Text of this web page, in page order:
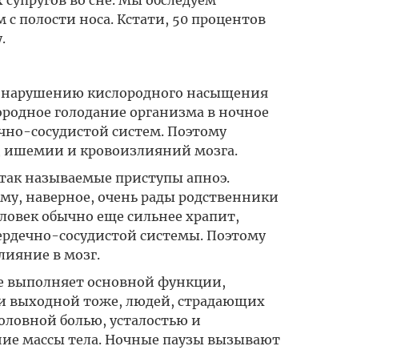
полости носа. Кстати, 50 процентов
кислородного насыщения
голодание организма в ночное
сосудистой систем. Поэтому
ишемии и кровоизлияний мозга.
называемые приступы апноэ.
наверное, очень рады родственники
обычно еще сильнее храпит,
сосудистой системы. Поэтому
в мозг.
выполняет основной функции,
выходной тоже, людей, страдающих
болью, усталостью и
массы тела. Ночные паузы вызывают